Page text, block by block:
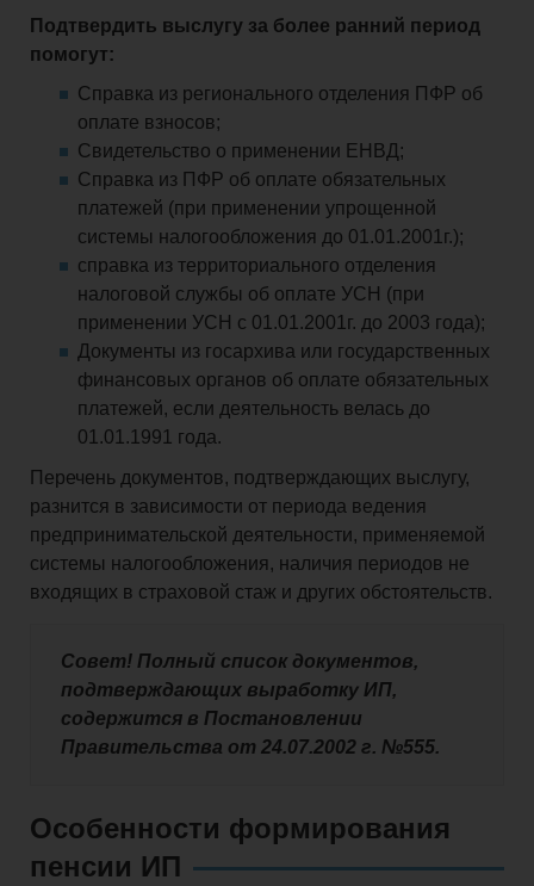
Подтвердить выслугу за более ранний период
помогут:
Справка из регионального отделения ПФР об
оплате взносов;
Свидетельство о применении ЕНВД;
Справка из ПФР об оплате обязательных
платежей (при применении упрощенной
системы налогообложения до 01.01.2001г.);
справка из территориального отделения
налоговой службы об оплате УСН (при
применении УСН с 01.01.2001г. до 2003 года);
Документы из госархива или государственных
финансовых органов об оплате обязательных
платежей, если деятельность велась до
01.01.1991 года.
Перечень документов, подтверждающих выслугу,
разнится в зависимости от периода ведения
предпринимательской деятельности, применяемой
системы налогообложения, наличия периодов не
входящих в страховой стаж и других обстоятельств.
Совет! Полный список документов,
подтверждающих выработку ИП,
содержится в Постановлении
Правительства от 24.07.2002 г. №555.
Особенности формирования
пенсии ИП